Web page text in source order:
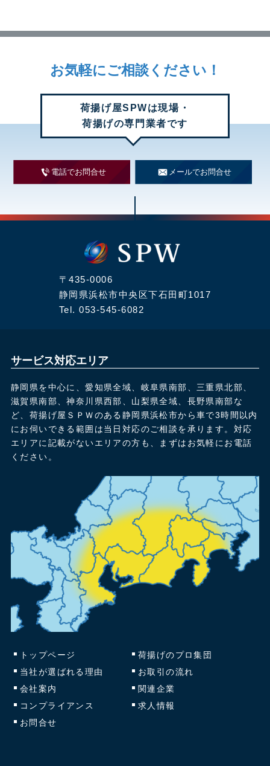
お気軽にご相談ください！
荷揚げ屋SPWは現場・
荷揚げの専門業者です
電話でお問合せ メールでお問合せ
〒435-0006
静岡県浜松市中央区下石田町1017
Tel.053-545-6082
サービス対応エリア
静岡県を中心に、愛知県全域、岐阜県南部、三重県北部、
滋賀県南部、神奈川県西部、山梨県全域、長野県南部な
ど、荷揚げ屋ＳＰＷのある静岡県浜松市から車で3時間以内
にお伺いできる範囲は当日対応のご相談を承ります。対応
エリアに記載がないエリアの方も、まずはお気軽にお電話
ください。
トップページ
荷揚げのプロ集団
当社が選ばれる理由
お取引の流れ
会社案内
関連企業
コンプライアンス
求人情報
お問合せ